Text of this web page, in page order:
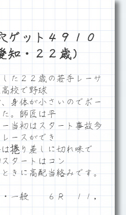
ゲット４９１０
・２２歳）
た２２歳の若手レーサ
校で野球
身体が小さいのでボー
。師匠は平
当初はスタート事故多
ースができ
捲り差しに切れ味で
タートはコン
きに高配当絡みです。
・一般 ６Ｒ １１，